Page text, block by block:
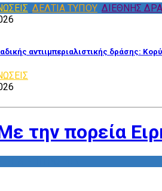
ΔΕΛΤΙΑ ΤΥΠΟΥ ΔΙΕΘΝΗΣ
αντιιμπεριαλιστικής δράσης:
την πορεία